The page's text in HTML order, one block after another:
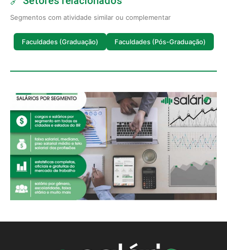
Segmentos com atividade similar ou complementar
Faculdades (Graduação) Faculdades (Pós-Graduação)